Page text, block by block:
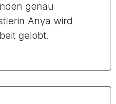
genau
Anya wird
gelobt.